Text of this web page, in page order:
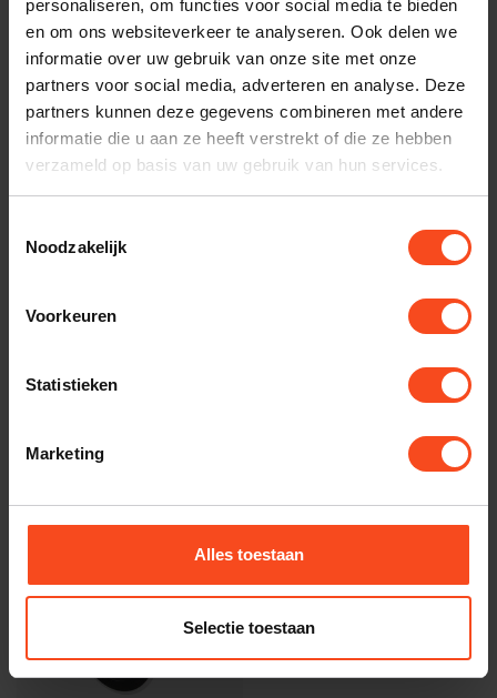
personaliseren, om functies voor social media te bieden
en om ons websiteverkeer te analyseren. Ook delen we
informatie over uw gebruik van onze site met onze
partners voor social media, adverteren en analyse. Deze
partners kunnen deze gegevens combineren met andere
informatie die u aan ze heeft verstrekt of die ze hebben
verzameld op basis van uw gebruik van hun services.
Noodzakelijk
Voorkeuren
Statistieken
Marketing
Alles toestaan
Selectie toestaan
Maak een luisterafspraak
Productomschrijving
https://www.benderhifi.nl/merken/kef/inbouw-luidsprekers/